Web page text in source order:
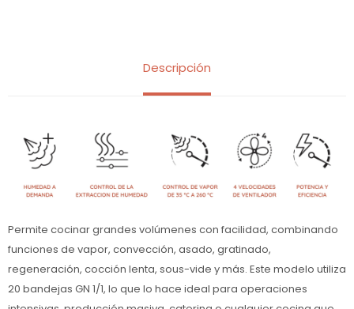
Descripción
Permite cocinar grandes volúmenes con facilidad, combinando
funciones de vapor, convección, asado, gratinado,
regeneración, cocción lenta, sous-vide y más. Este modelo utiliza
20 bandejas GN 1/1, lo que lo hace ideal para operaciones